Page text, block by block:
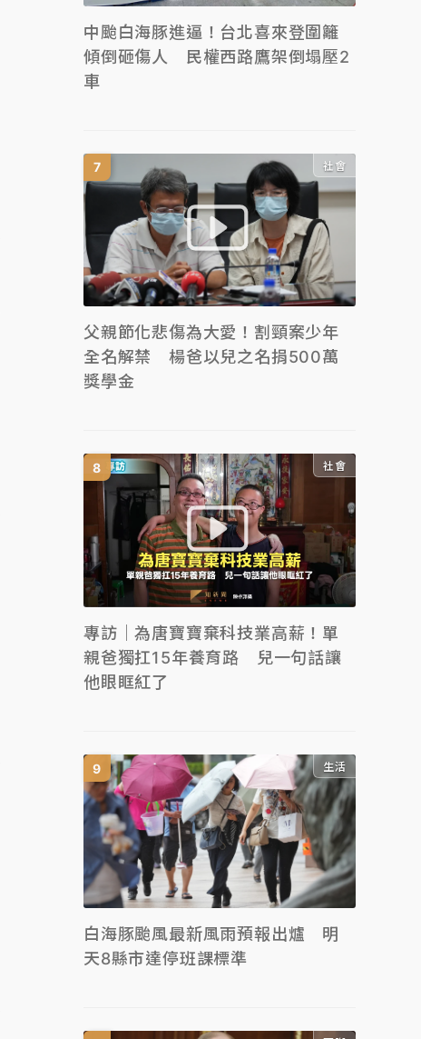
中颱白海豚進逼！台北喜來登圍籬
傾倒砸傷人 民權西路鷹架倒塌壓2
車
社會
父親節化悲傷為大愛！割頸案少年
全名解禁 楊爸以兒之名捐500萬
獎學金
社會
專訪｜為唐寶寶棄科技業高薪！單
親爸獨扛15年養育路 兒一句話讓
他眼眶紅了
生活
白海豚颱風最新風雨預報出爐 明
天8縣市達停班課標準